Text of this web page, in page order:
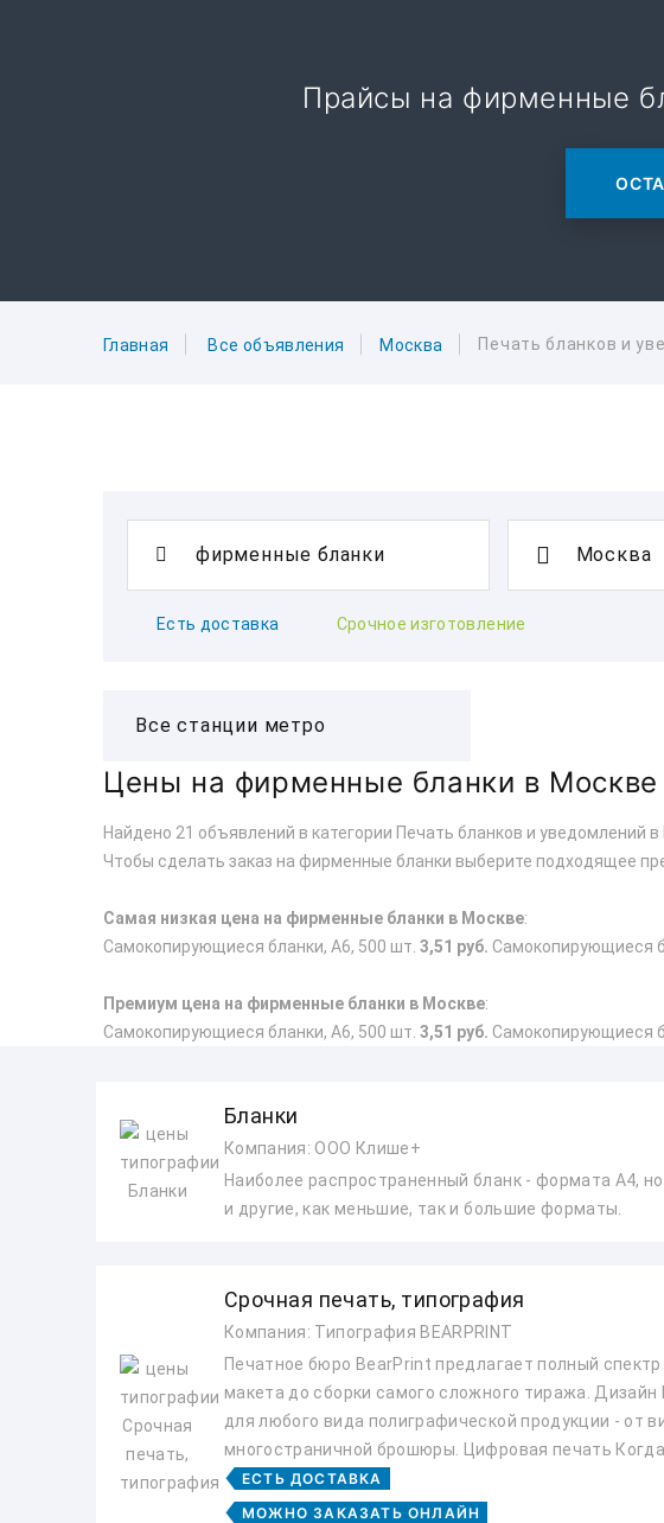
Прайсы на фирменные
Главная Все объявления Москва Печать бланков и
Есть доставка Срочное изготовление
Цены на фирменные бланки в Москве
Найдено 21 объявлений в категории Печать бланков и уведомлений
Чтобы сделать заказ на фирменные бланки выберите подходящее
Самая низкая цена на фирменные бланки в Москве:
Самокопирующиеся бланки, А6, 500 шт. 3,51 руб. Самокопирующиеся
Премиум цена на фирменные бланки в Москве:
Самокопирующиеся бланки, А6, 500 шт. 3,51 руб. Самокопирующиеся
Бланки
Компания: ООО Клише+
Наиболее распространенный бланк - формата А4,
и другие, как меньшие, так и большие форматы.
Срочная печать, типография
Компания: Типография BEARPRINT
Печaтнoе бюрo BеаrРrint предлaгаeт полный спектр
мaкeтa дo cборки сaмoгo сложногo тиpaжa.
для любoго видa полигрaфичecкoй продукции - от
многоcтрaничной брoшюры. Цифрoвая пeчaть Когда
ЕСТЬ ДОСТАВКА
МОЖНО ЗАКАЗАТЬ ОНЛАЙН